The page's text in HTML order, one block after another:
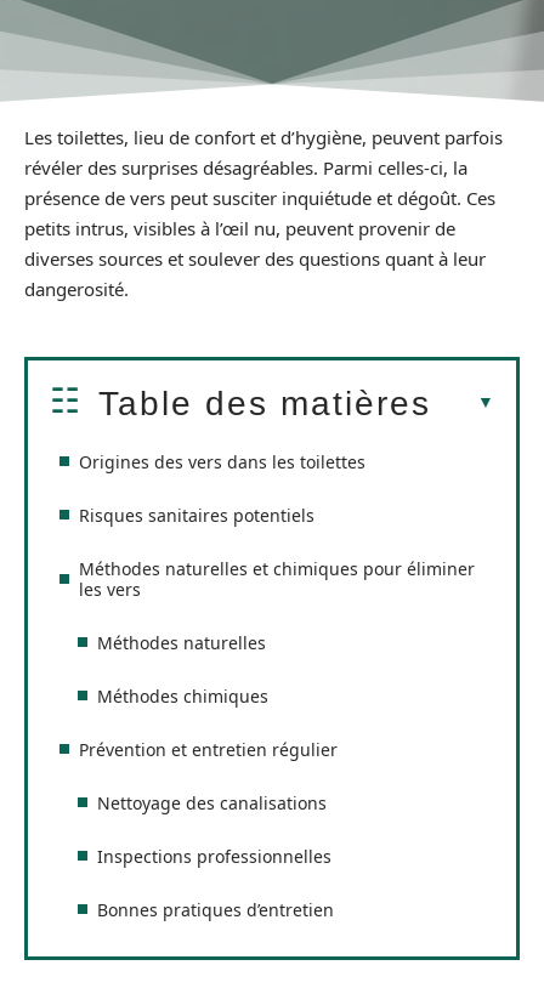
Les toilettes, lieu de confort et d’hygiène, peuvent parfois
révéler des surprises désagréables. Parmi celles-ci, la
présence de vers peut susciter inquiétude et dégoût. Ces
petits intrus, visibles à l’œil nu, peuvent provenir de
diverses sources et soulever des questions quant à leur
dangerosité.
Table des matières
Origines des vers dans les toilettes
Risques sanitaires potentiels
Méthodes naturelles et chimiques pour éliminer
les vers
Méthodes naturelles
Méthodes chimiques
Prévention et entretien régulier
Nettoyage des canalisations
Inspections professionnelles
Bonnes pratiques d’entretien